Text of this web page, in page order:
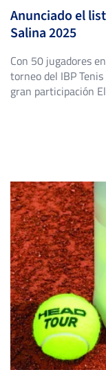
Anunciado el
Salina 2025
Con 50 jugadores
torneo del IBP
gran participación